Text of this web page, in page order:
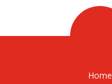
Home